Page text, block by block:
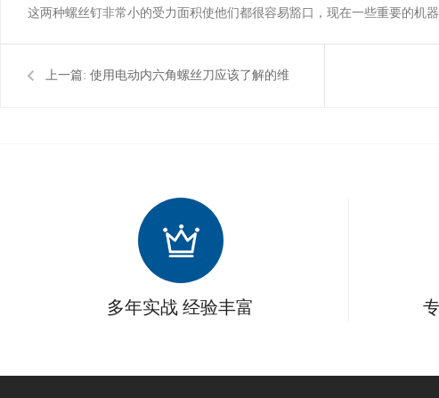
这两种螺丝钉非常小的受力面积使他们都很容易豁口，现在一些重要的机
上一篇: 使用电动内六角螺丝刀应该了解的维
多年实战 经验丰富